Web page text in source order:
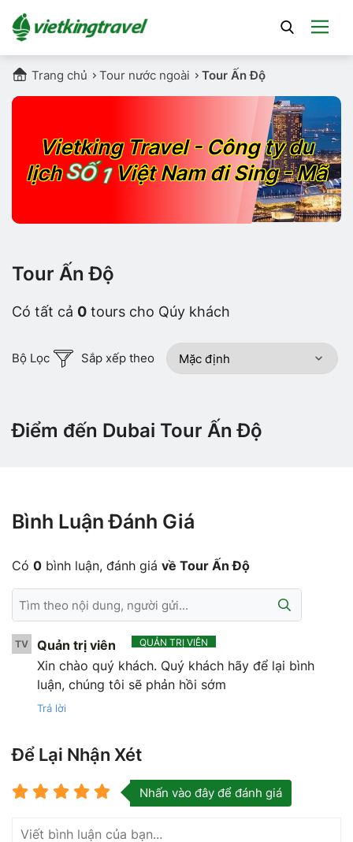
Trang chủ Tour nước ngoài Tour Ấn Độ
Vietking Travel - Công ty du
lịchSỐ 1Việt Nam đi Sing - Mã
Tour Ấn Độ
Có tất cả 0 tours cho Qúy khách
Bộ Lọc Sắp xếp theo
Điểm đến Dubai Tour Ấn Độ
Bình Luận Đánh Giá
Có 0 bình luận, đánh giá về Tour Ấn Độ
TV Quản trị viên QUẢN TRỊ VIÊN
Xin chào quý khách. Quý khách hãy để lại bình
luận, chúng tôi sẽ phản hồi sớm
Trả lời
Để Lại Nhận Xét
Nhấn vào đây để đánh giá